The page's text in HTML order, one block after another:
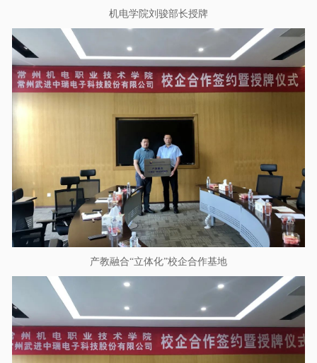
机电学院刘骏部长授牌
产教融合“立体化”校企合作基地